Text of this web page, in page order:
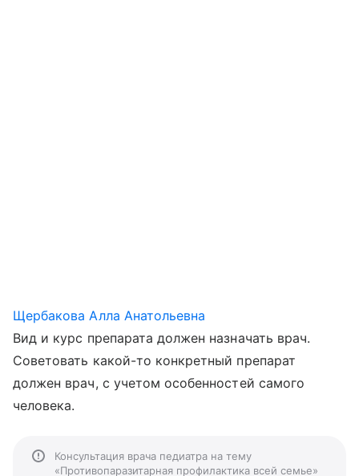
Щербакова Алла Анатольевна
Вид и курс препарата должен назначать врач.
Советовать какой-то конкретный препарат
должен врач, с учетом особенностей самого
человека.
Консультация врача педиатра на тему
«Противопаразитарная профилактика всей семье»